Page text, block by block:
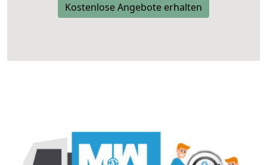
Kostenlose Angebote erhalten